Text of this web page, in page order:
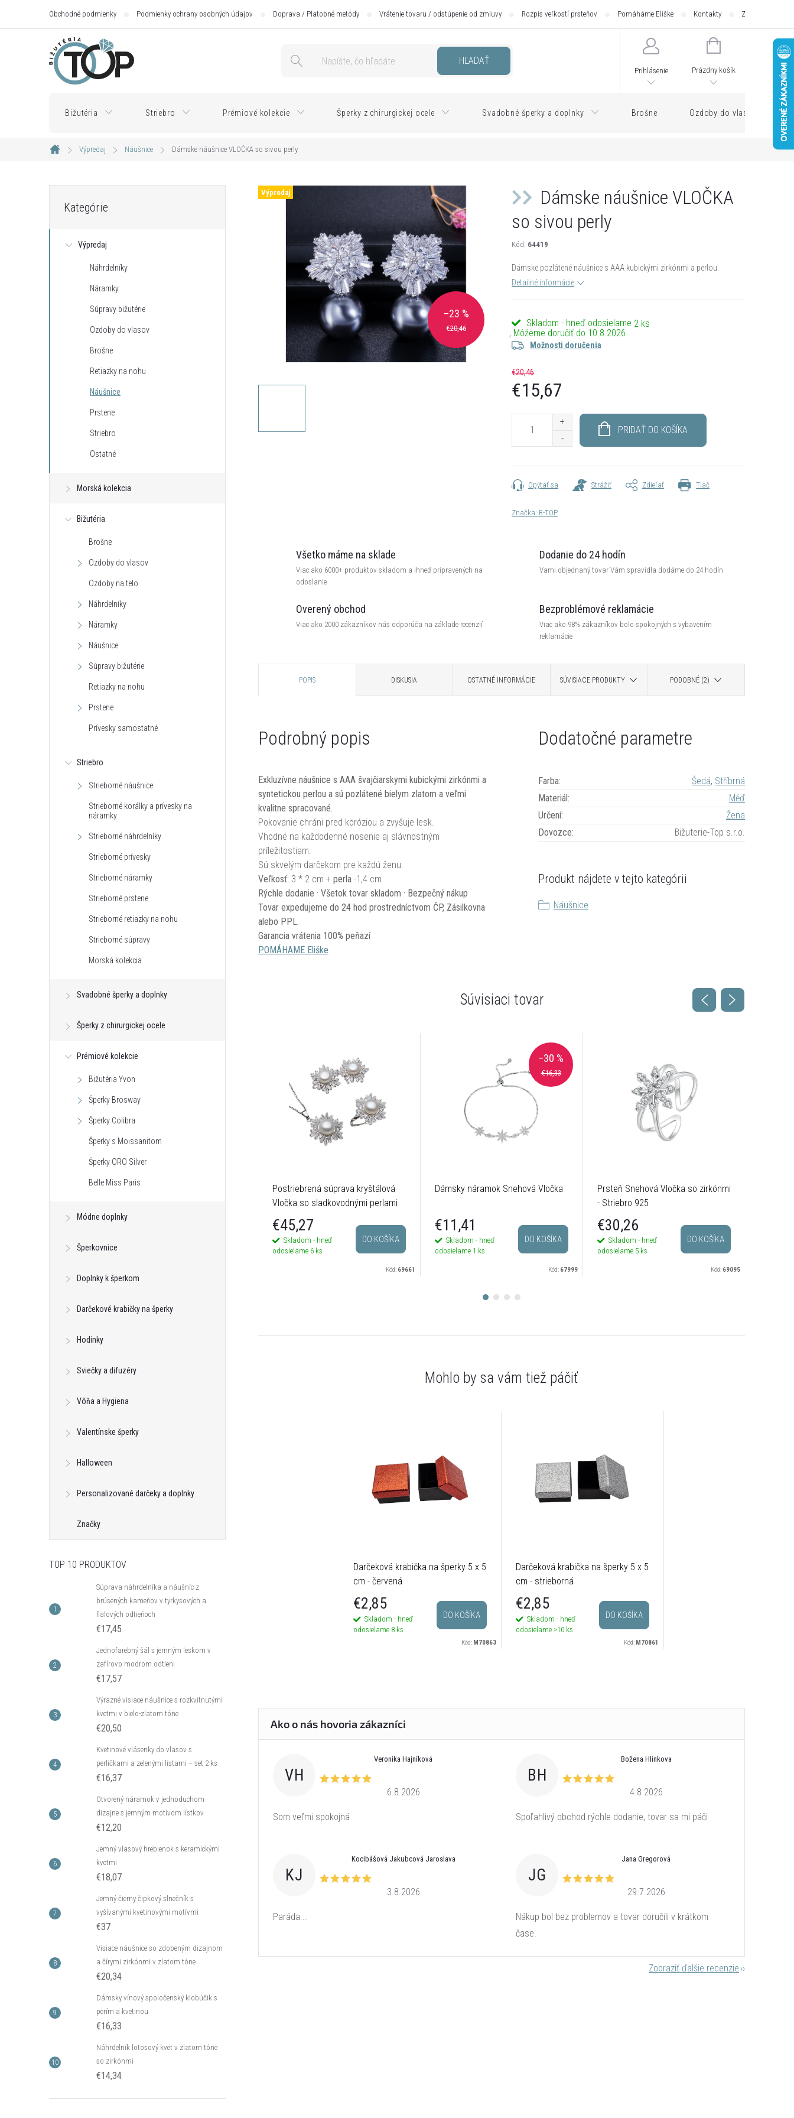
Obchodné podmienky Podmienky ochrany osobných údajov Doprava / Platobné metódy Vrátenie tovaru / odstúpenie od zmluvy Rozpis veľkostí prsteňov Pomáháme Eliške Kontakty Zásilkovna -
HĽADAŤ
Prihlásenie
NÁKUPNÝ
Prázdny košík
Bižutéria Striebro Prémiové kolekcie Šperky z chirurgickej ocele Svadobné šperky a doplnky Brošne Ozdoby do vlasov
Domov
Výpredaj Náušnice Dámske náušnice VLOČKA so sivou perly
o
kategórie
Kategórie
Výpredaj
Náhrdelníky
Náramky
Súpravy bižutérie
Ozdoby do vlasov
Brošne
Retiazky na nohu
Náušnice
Prstene
Striebro
Ostatné
Morská kolekcia
Bižutéria
Brošne
Ozdoby do vlasov
Ozdoby na telo
Náhrdelníky
Náramky
Náušnice
Súpravy bižutérie
Retiazky na nohu
Prstene
Prívesky samostatné
Striebro
Strieborné náušnice
Strieborné korálky a prívesky na
náramky
Strieborné náhrdelníky
Strieborné prívesky
Strieborné náramky
Strieborné prstene
Strieborné retiazky na nohu
Strieborné súpravy
Morská kolekcia
Svadobné šperky a doplnky
Šperky z chirurgickej ocele
Prémiové kolekcie
Bižutéria Yvon
Šperky Brosway
Šperky Colibra
Šperky s Moissanitom
Šperky ORO Silver
Belle Miss Paris
Módne doplnky
Šperkovnice
Doplnky k šperkom
Darčekové krabičky na šperky
Hodinky
Sviečky a difuzéry
Vôňa a Hygiena
Valentínske šperky
Halloween
Personalizované darčeky a doplnky
Značky
TOP 10 PRODUKTOV
Súprava náhrdelníka a náušníc z
brúsených kameňov v tyrkysových a
fialových odtieňoch
€17,45
Jednofarebný šál s jemným leskom v
zafírovo modrom odtieni
€17,57
Výrazné visiace náušnice s rozkvitnutými
kvetmi v bielo-zlatom tóne
€20,50
Kvetinové vlásenky do vlasov s
perličkami a zelenými listami – set 2 ks
€16,37
Otvorený náramok v jednoduchom
dizajne s jemným motívom lístkov
€12,20
Jemný vlasový hrebienok s keramickými
kvetmi
€18,07
Jemný čierny čipkový slnečník s
vyšívanými kvetinovými motívmi
€37
Visiace náušnice so zdobeným dizajnom
a čírymi zirkónmi v zlatom tóne
€20,34
Dámsky vínový spoločenský klobúčik s
perím a kvetinou
€16,33
Náhrdelník lotosový kvet v zlatom tóne
so zirkónmi
€14,34
Výpredaj
€20,46
–23 %
Dámske náušnice VLOČKA
so sivou perly
Kód: 64419
Dámske pozlátené náušnice s AAA kubickými zirkónmi a perlou.
Detailné informácie
Skladom - hneď odosielame 2 ks
10.8.2026
Možnosti doručenia
€20,46
€15,67
PRIDAŤ DO KOŠÍKA
Tlač
Opýtať sa Strážiť Zdieľať
Značka: B-TOP
Všetko máme na sklade
Viac ako 6000+ produktov skladom a ihneď pripravených na
odoslanie
Dodanie do 24 hodín
Vami objednaný tovar Vám spravidla dodáme do 24 hodín
Overený obchod
Viac ako 2000 zákazníkov nás odporúča na základe recenzií
Bezproblémové reklamácie
Viac ako 98% zákazníkov bolo spokojných s vybavením
reklamácie
POPIS DISKUSIA OSTATNÉ INFORMÁCIE SÚVISIACE PRODUKTY PODOBNÉ (2)
Podrobný popis
Exkluzívne náušnice s AAA švajčiarskymi kubickými zirkónmi a
syntetickou perlou a sú pozlátené bielym zlatom a veľmi
kvalitne spracované.
Pokovanie chráni pred koróziou a zvyšuje lesk.
Vhodné na každodenné nosenie aj slávnostným
príležitostiam.
Sú skvelým darčekom pre každú ženu.
Veľkosť: 3 * 2 cm + perla -1,4 cm
Rýchle dodanie · Všetok tovar skladom · Bezpečný nákup
Tovar expedujeme do 24 hod prostredníctvom ČP, Zásilkovna
alebo PPL.
Garancia vrátenia 100% peňazí
POMÁHAME Eliške
Dodatočné parametre
Farba: Šedá, Stříbrná
Materiál:
Měď
Určení:
Žena
Dovozce: Bižuterie-Top s.r.o.
Produkt nájdete v tejto kategórii
Náušnice
Súvisiaci tovar
Postriebrená brošňa v tvare vločky
€12,20
odosielame
Postriebrená súprava kryštálová
Vločka so sladkovodnými perlami
€45,27
Skladom - hneď
odosielame 6 ks
DO KOŠÍKA
Kód: 69661
€16,33
–30 %
Dámsky náramok Snehová Vločka
€11,41
Skladom - hneď
odosielame 1 ks
DO KOŠÍKA
Kód: 67999
Prsteň Snehová Vločka so zirkónmi
- Striebro 925
€30,26
Skladom - hneď
odosielame 5 ks
DO KOŠÍKA
Kód: 69095
Darčeková krabička na šperky 5 x 5
cm - červená
€2,85
Skladom - hneď
odosielame 8 ks
DO KOŠÍKA
Kód: M70863
Darčeková krabička na šperky 5 x 5
cm - strieborná
€2,85
Skladom - hneď
odosielame >10 ks
DO KOŠÍKA
Kód: M70861
VH
Veronika Hajníková
6.8.2026
Som veľmi spokojná
BH
Božena Hlinkova
4.8.2026
Spoľahlivý obchod rýchle dodanie, tovar sa mi páči
KJ
Kocibášová Jakubcová Jaroslava
3.8.2026
Paráda...
JG
Jana Gregorová
29.7.2026
Nákup bol bez problemov a tovar doručili v krátkom
čase.
Zobraziť ďalšie recenzie